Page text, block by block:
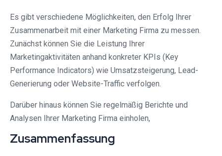
Es gibt verschiedene Möglichkeiten, den Erfolg Ihrer
Zusammenarbeit mit einer Marketing Firma zu messen.
Zunächst können Sie die Leistung Ihrer
Marketingaktivitäten anhand konkreter KPIs (Key
Performance Indicators) wie Umsatzsteigerung, Lead-
Generierung oder Website-Traffic verfolgen.
Darüber hinaus können Sie regelmäßig Berichte und
Analysen Ihrer Marketing Firma einholen,
Zusammenfassung